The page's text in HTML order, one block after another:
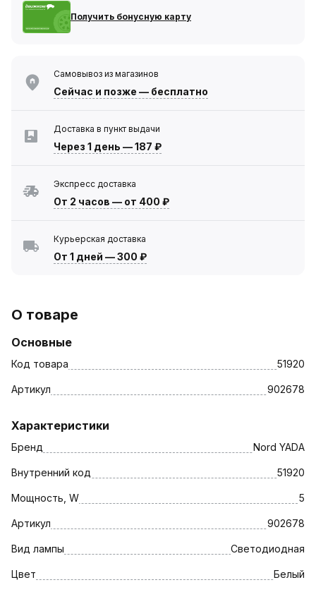
Получить бонусную карту
Самовывоз из магазинов
Сейчас и позже — бесплатно
Доставка в пункт выдачи
Через 1 день —187 ₽
Экспресс доставка
От 2 часов — от 400 ₽
Курьерская доставка
От 1 дней —300 ₽
О товаре
Основные
Код товара 51920
Артикул 902678
Характеристики
Бренд Nord YADA
Внутренний код 51920
Мощность, W 5
Артикул 902678
Вид лампы Светодиодная
Цвет Белый